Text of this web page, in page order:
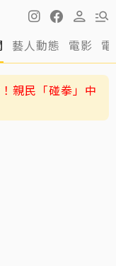
藝人動態 電影
親民「碰拳」中